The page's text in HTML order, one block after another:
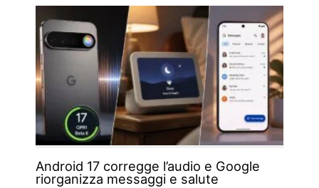
Android 17 corregge l’audio e Google
riorganizza messaggi e salute